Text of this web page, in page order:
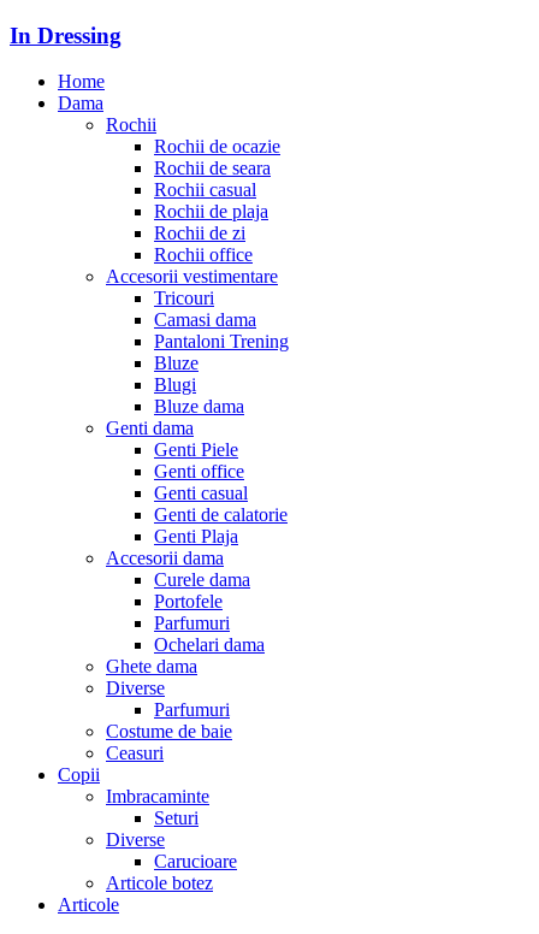
In Dressing
Home
Dama
Rochii
Rochii de ocazie
Rochii de seara
Rochii casual
Rochii de plaja
Rochii de zi
Rochii office
Accesorii vestimentare
Tricouri
Camasi dama
Pantaloni Trening
Bluze
Blugi
Bluze dama
Genti dama
Genti Piele
Genti office
Genti casual
Genti de calatorie
Genti Plaja
Accesorii dama
Curele dama
Portofele
Parfumuri
Ochelari dama
Ghete dama
Diverse
Parfumuri
Costume de baie
Ceasuri
Copii
Imbracaminte
Seturi
Diverse
Carucioare
Articole botez
Articole